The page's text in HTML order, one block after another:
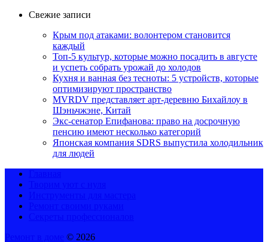
Свежие записи
Крым под атаками: волонтером становится
каждый
Топ-5 культур, которые можно посадить в августе
и успеть собрать урожай до холодов
Кухня и ванная без тесноты: 5 устройств, которые
оптимизируют пространство
MVRDV представляет арт-деревню Бихайлоу в
Шэньчжэне, Китай
Экс-сенатор Епифанова: право на досрочную
пенсию имеют несколько категорий
Японская компания SDRS выпустила холодильник
для людей
© 2026